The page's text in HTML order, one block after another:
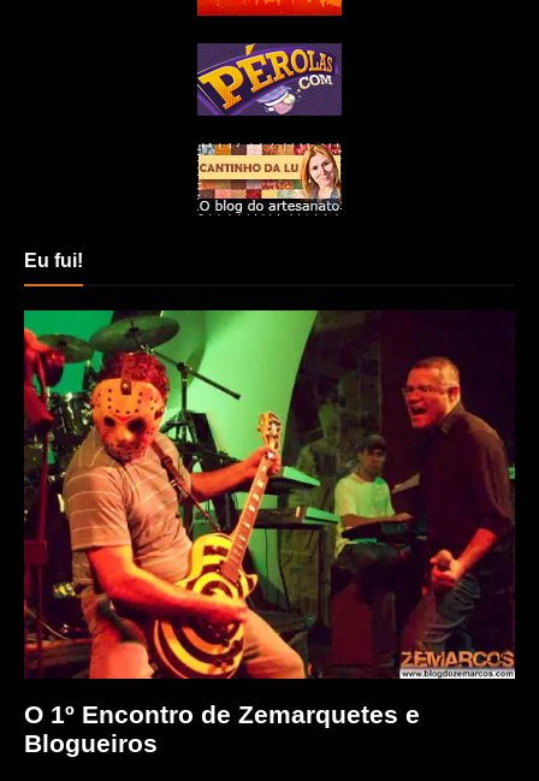
Eu fui!
O 1º Encontro de Zemarquetes e
Blogueiros